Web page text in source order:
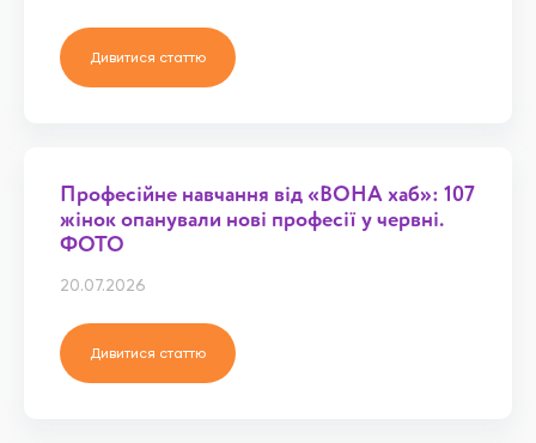
Дивитися статтю
Професійне навчання від «ВОНА хаб»: 107
жінок опанували нові професії у червні.
ФОТО
20.07.2026
Дивитися статтю